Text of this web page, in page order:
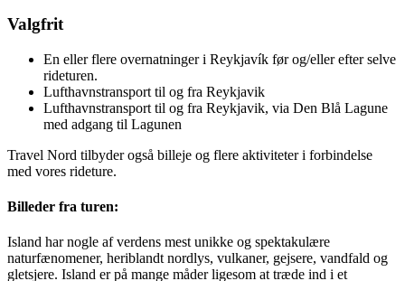
Valgfrit
En eller flere overnatninger i Reykjavík før og/eller efter selve
rideturen.
Lufthavnstransport til og fra Reykjavik
Lufthavnstransport til og fra Reykjavik, via Den Blå Lagune
med adgang til Lagunen
Travel Nord tilbyder også billeje og flere aktiviteter i forbindelse
med vores rideture.
Billeder fra turen:
Island har nogle af verdens mest unikke og spektakulære
naturfænomener, heriblandt nordlys, vulkaner, gejsere, vandfald og
gletsjere. Island er på mange måder ligesom at træde ind i et